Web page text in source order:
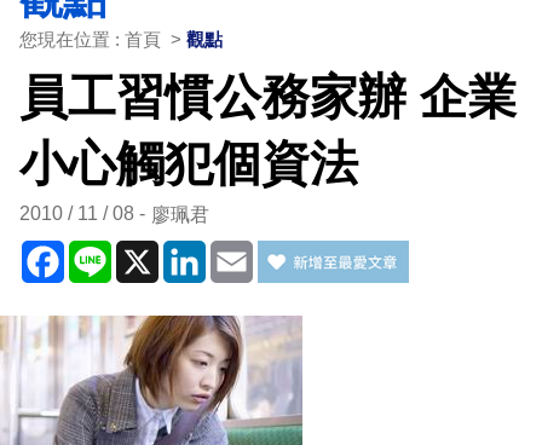
您現在位置 : 首頁 > 觀點
員工習慣公務家辦 企業
小心觸犯個資法
2010 / 11 / 08 廖珮君
Facebook
Line X LinkedIn
Email